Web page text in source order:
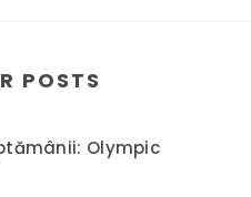
POSTS
Olympic